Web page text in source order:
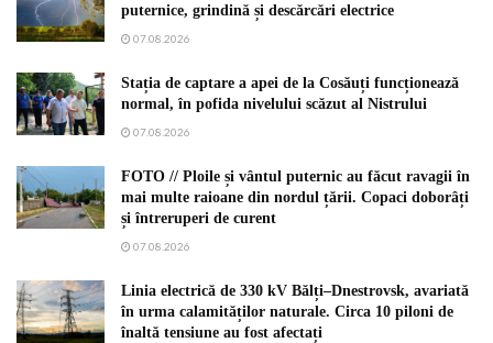
puternice, grindină și descărcări electrice
07.08.2026
Stația de captare a apei de la Cosăuți funcționează
normal, în pofida nivelului scăzut al Nistrului
07.08.2026
FOTO // Ploile și vântul puternic au făcut ravagii în
mai multe raioane din nordul țării. Copaci doborâți
și întreruperi de curent
07.08.2026
Linia electrică de 330 kV Bălți–Dnestrovsk, avariată
în urma calamităților naturale. Circa 10 piloni de
înaltă tensiune au fost afectați